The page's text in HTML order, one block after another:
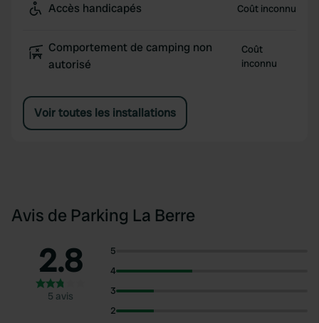
Accès handicapés Coût inconnu
Comportement de camping non
autorisé
Coût
inconnu
Voir toutes les installations
Avis de Parking La Berre
2.8
5 avis
5
4
3
2